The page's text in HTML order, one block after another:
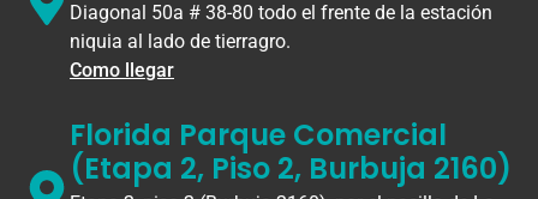
Diagonal 50a # 38-80 todo el frente de la estación
niquia al lado de tierragro.
Como llegar
Florida Parque Comercial
(Etapa 2, Piso 2, Burbuja 2160)